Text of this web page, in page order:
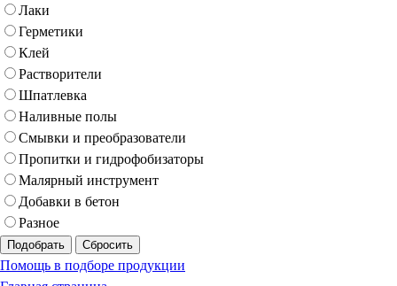
Лаки
Герметики
Клей
Растворители
Шпатлевка
Наливные полы
Смывки и преобразователи
Пропитки и гидрофобизаторы
Малярный инструмент
Добавки в бетон
Разное
Подобрать Сбросить
Помощь в подборе продукции